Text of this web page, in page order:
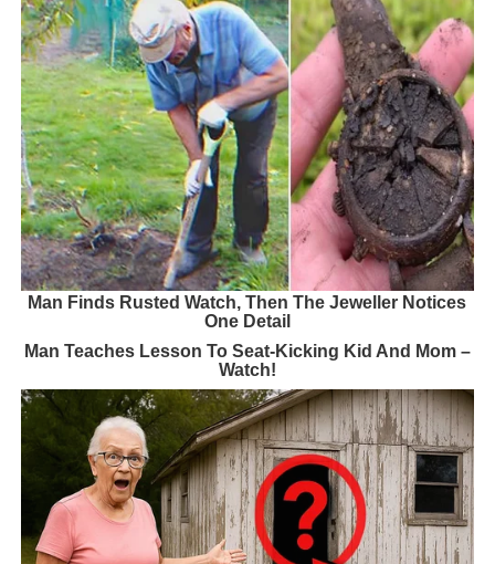
Man Finds Rusted Watch, Then The Jeweller Notices
One Detail
Man Teaches Lesson To Seat-Kicking Kid And Mom –
Watch!